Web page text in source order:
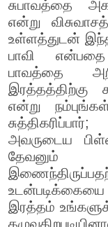
சுபாவத்தை
என்று
உள்ளத்துடன்
பாவி
பாவத்தை
இரத்தத்திற்கு
என்று
அவருடைய
தேவனும்
இரத்தம்